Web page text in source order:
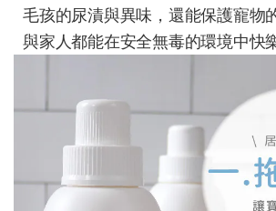
毛孩的尿漬與異味，還能保護寵物
與家人都能在安全無毒的環境中快